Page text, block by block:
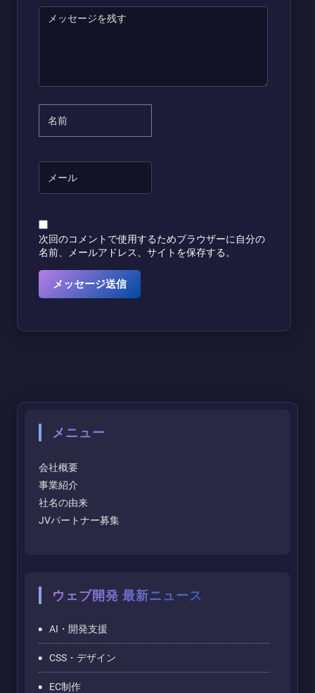
次回のコメントで使用するためブラウザーに自分の
名前、メールアドレス、サイトを保存する。
メニュー
会社概要
事業紹介
社名の由来
JVパートナー募集
ウェブ開発 最新ニュース
AI・開発支援
CSS・デザイン
EC制作